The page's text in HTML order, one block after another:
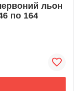
льон
по 164